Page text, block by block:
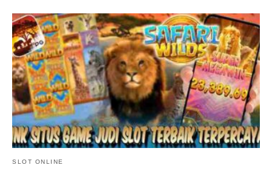
SLOT ONLINE